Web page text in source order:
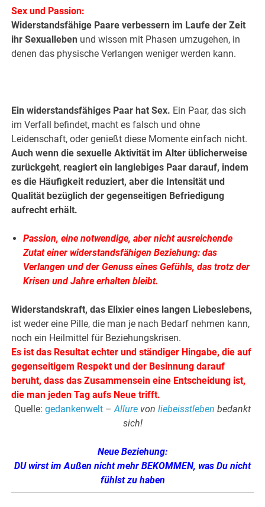
Sex und Passion:
Widerstandsfähige Paare verbessern im Laufe der Zeit
ihr Sexualleben und wissen mit Phasen umzugehen, in
denen das physische Verlangen weniger werden kann.
Ein widerstandsfähiges Paar hat Sex. Ein Paar, das sich
im Verfall befindet, macht es falsch und ohne
Leidenschaft, oder genießt diese Momente einfach nicht.
Auch wenn die sexuelle Aktivität im Alter üblicherweise
zurückgeht,reagiert ein langlebiges Paar darauf, indem
es die Häufigkeit reduziert, aber die Intensität und
Qualität bezüglich der gegenseitigen Befriedigung
aufrecht erhält.
Passion, eine notwendige, aber nicht ausreichende
Zutat einer widerstandsfähigen Beziehung: das
Verlangen und der Genuss eines Gefühls, das trotz der
Krisen und Jahre erhalten bleibt.
Widerstandskraft, das Elixier eines langen Liebeslebens,
ist weder eine Pille, die man je nach Bedarf nehmen kann,
noch ein Heilmittel für Beziehungskrisen.
Es ist das Resultat echter und ständiger Hingabe, die auf
gegenseitigem Respekt und der Besinnung darauf
beruht, dass das Zusammensein eine Entscheidung ist,
die man jeden Tag aufs Neue trifft.
Quelle: gedankenwelt –Allure von liebeisstleben bedankt
sich!
Neue Beziehung:
DU wirst im Außen nicht mehr BEKOMMEN, was Du nicht
fühlst zu haben